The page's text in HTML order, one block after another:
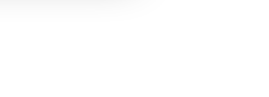
ve sizlere yönelik
detaylı bilgi için Ayarlar
ve sitemizde ilgili